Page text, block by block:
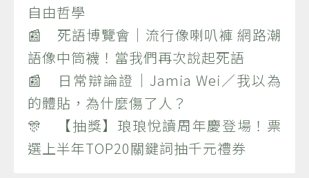
自由哲學
📰 死語博覽會｜流行像喇叭褲 網路潮
語像中筒襪！當我們再次說起死語
📰 日常辯論證｜Jamia Wei／我以為
的體貼，為什麼傷了人？
🎊 【抽獎】琅琅悅讀周年慶登場！票
選上半年TOP20關鍵詞抽千元禮券